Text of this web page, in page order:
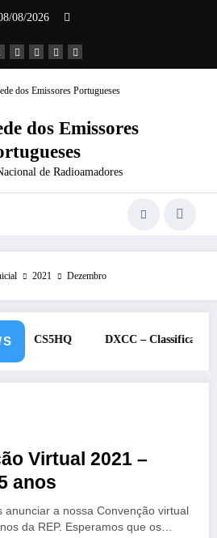
08/2026
dos Emissores
de Radioamadores
2021 Dezembro
DXCC – Classificação estações
Virtual 2021 –
anos
anunciar a nossa Convenção virtual
da REP. Esperamos que os…